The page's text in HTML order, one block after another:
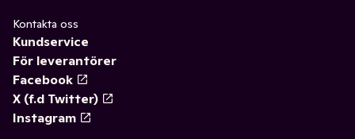
Kontakta oss
Kundservice
För leverantörer
Facebook
X (f.d Twitter)
Instagram